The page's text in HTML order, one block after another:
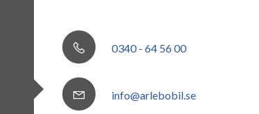
0340 - 64 56 00
info@arlebobil.se